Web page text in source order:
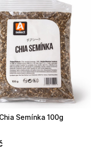
Semínka 100g